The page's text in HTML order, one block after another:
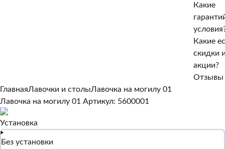
Какие
Какие
скидки
акции?
Отзывы
ГлавнаяЛавочки и столыЛавочка на могилу 01
Лавочка на могилу 01 Артикул: 5600001
Установка
Без установки